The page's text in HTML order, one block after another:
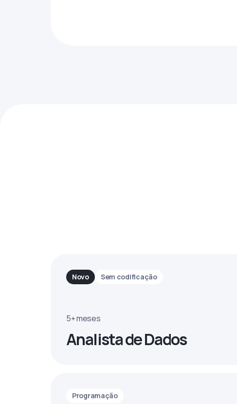
Novo Sem codificação
5+ meses
Analista de Dados
Programação